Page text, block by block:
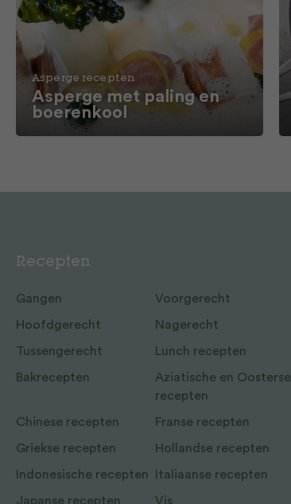
Asperge recepten
Asperge met paling en
boerenkool
Recepten
Gangen Voorgerecht
Hoofdgerecht Nagerecht
Tussengerecht Lunch recepten
Bakrecepten
Aziatische en Oosterse
recepten
Chinese recepten Franse recepten
Griekse recepten Hollandse recepten
Indonesische recepten Italiaanse recepten
Japanse recepten Vis